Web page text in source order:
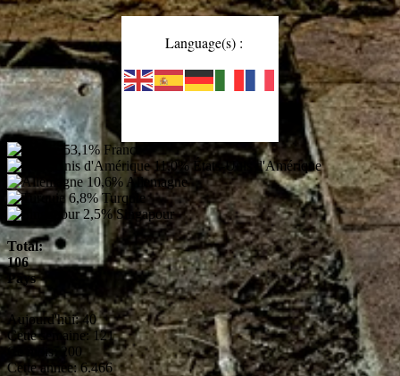
Language(s) :
53,1% France
11,0% États-Unis d'Amérique
10,6% Allemagne
6,8% Turquie
2,5% Singapour
Total:
106
Pays
Aujourd'hui: 40
Cette semaine: 121
Ce mois: 200
Cette année: 6.466